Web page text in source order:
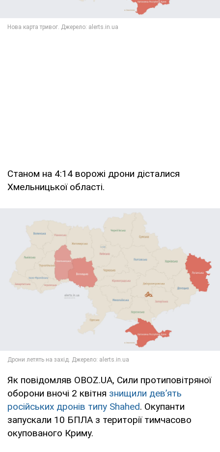
Станом на 4:14 ворожі дрони дісталися
Хмельницької області.
Як повідомляв OBOZ.UA, Сили протиповітряної
оборони вночі 2 квітня знищили дев’ять
російських дронів типу Shahed. Окупанти
запускали 10 БПЛА з території тимчасово
окупованого Криму.